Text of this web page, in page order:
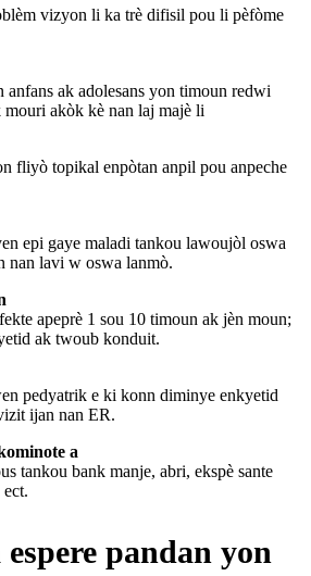
vizyon li ka trè difisil pou li pèfòme
ak adolesans yon timoun redwi
akòk kè nan laj majè li
fliyò topikal enpòtan anpil pou anpeche
epi gaye maladi tankou lawoujòl oswa
nan lavi w oswa lanmò.
apeprè 1 sou 10 timoun ak jèn moun;
ak twoub konduit.
pedyatrik e ki konn diminye enkyetid
ijan nan ER.
a
tankou bank manje, abri, ekspè sante
pandan yon